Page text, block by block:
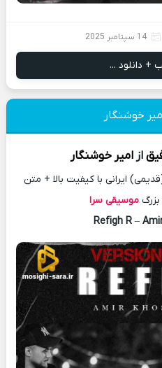
14 سپتامبر 2025
+ دانلود ...
خوشنگار
ازامیر خوشنگار
ایرانی با کیفیت بالا + متن
موسیقی سرا
Refigh R–